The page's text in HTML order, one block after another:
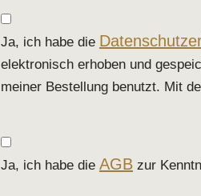
Ja, ich habe die
elektronisch erhoben und
meiner Bestellung benutzt. Mit
Ja, ich habe die AGB zur